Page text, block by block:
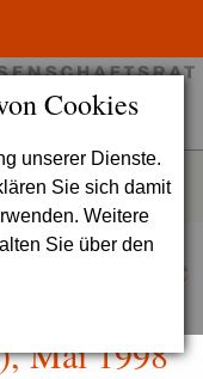
Cookies
unserer Dienste.
Sie sich damit
Weitere
Sie über den
Mai 1998